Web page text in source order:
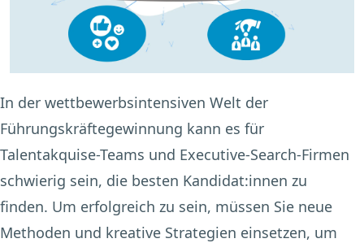
In der wettbewerbsintensiven Welt der
Führungskräftegewinnung kann es für
Talentakquise-Teams und Executive-Search-Firmen
schwierig sein, die besten Kandidat:innen zu
finden. Um erfolgreich zu sein, müssen Sie neue
Methoden und kreative Strategien einsetzen, um